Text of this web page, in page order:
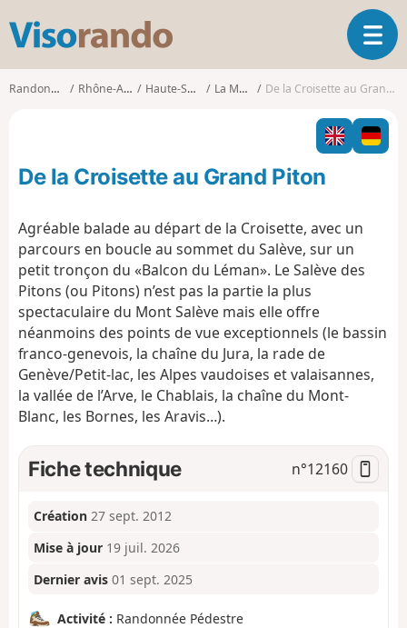
s
o
o
O
u
i
r
l
i
Randonnées Rhône-Alpes Haute-Savoie La Muraz De la Croisette au Grand Piton
De la Croisette au Grand Piton
Agréable balade au départ de la Croisette, avec un
parcours en boucle au sommet du Salève, sur un
petit tronçon du «Balcon du Léman». Le Salève des
Pitons (ou Pitons) n’est pas la partie la plus
spectaculaire du Mont Salève mais elle offre
néanmoins des points de vue exceptionnels (le bassin
franco-genevois, la chaîne du Jura, la rade de
Genève/Petit-lac, les Alpes vaudoises et valaisannes,
la vallée de l’Arve, le Chablais, la chaîne du Mont-
Blanc, les Bornes, les Aravis…).
Fiche technique n°12160
Création 27 sept. 2012
Mise à jour 19 juil. 2026
Dernier avis 01 sept. 2025
Activité : Randonnée Pédestre